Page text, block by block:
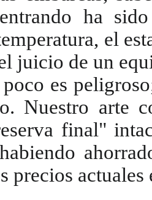
ha
el
juicio de un
es
Nuestro arte
final"
precios